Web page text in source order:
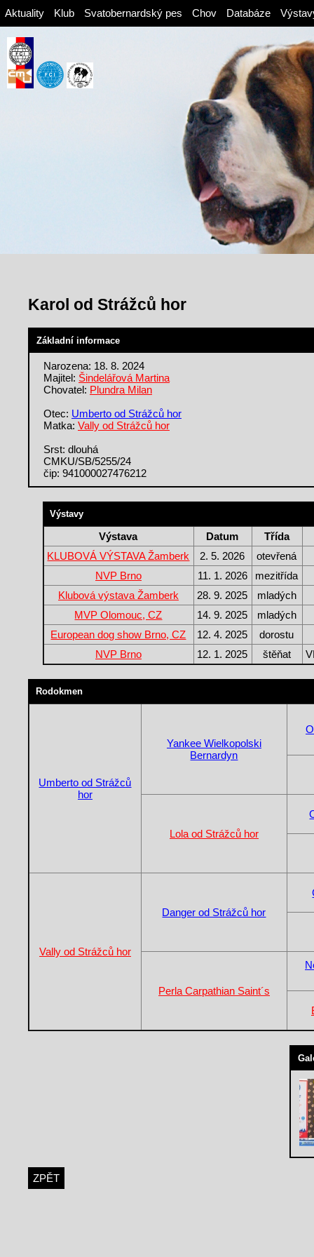
Aktuality Klub Svatobernardský pes Chov Databáze
Karol od Strážců hor
Základní informace
Narozena: 18. 8. 2024
Majitel: Šindelářová Martina
Chovatel: Plundra Milan
Otec: Umberto od Strážců hor
Matka: Vally od Strážců hor
Srst: dlouhá
CMKU/SB/5255/24
čip: 941000027476212
Výstavy
Výstava Datum
Třída
KLUBOVÁ VÝSTAVA Žamberk
2. 5. 2026
otevřená
NVP Brno
11. 1. 2026
mezitřída
Klubová výstava Žamberk
28. 9. 2025
mladých
MVP Olomouc, CZ
14. 9. 2025
mladých
European dog show Brno, CZ
12. 4. 2025
dorostu
NVP Brno
12. 1. 2025 štěňat
Rodokmen
Umberto od Strážců
hor
Yankee Wielkopolski
Bernardyn
Lola od Strážců hor
Vally od Strážců hor
Danger od Strážců hor
Perla Carpathian Saint´s
ZPĚT